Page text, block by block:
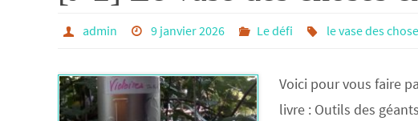
admin 9 janvier 2026 Le défi le vase des
Voici pour vous faire
livre : Outils des